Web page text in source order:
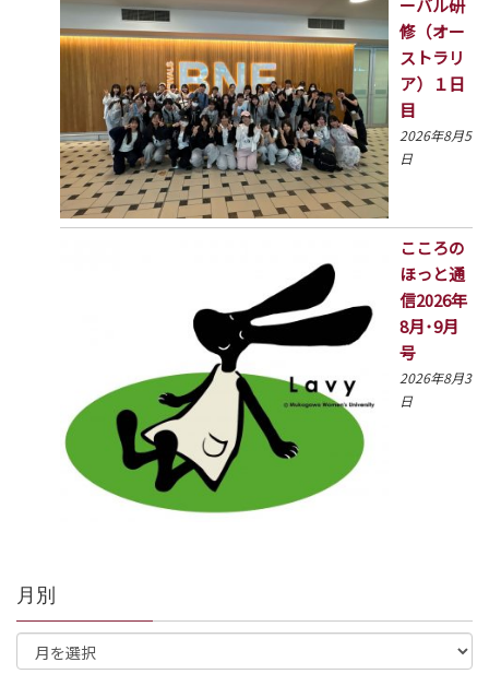
ーバル研
修（オー
ストラリ
ア）１日
目
2026年8月5
日
こころの
ほっと通
信2026年
8月･9月
号
2026年8月3
日
月別